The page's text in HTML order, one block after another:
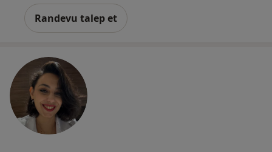
Randevu talep et